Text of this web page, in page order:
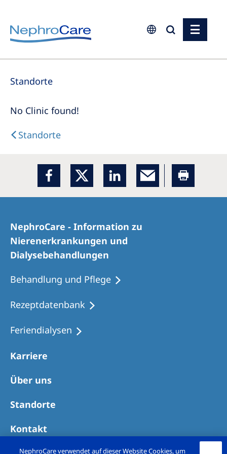
Europe
Czech Republic
Israel
Netherlands
Poland
Romania
Russia
Serbia
Slovenia
Spain
Sweden
Asia Pacific
Standorte
No Clinic found!
Standorte
NephroCare - Information zu
Nierenerkrankungen und
Dialysebehandlungen
Behandlung und Pflege
Rezeptdatenbank
Feriendialysen
Karriere
Über uns
Standorte
Kontakt
NephroCare verwendet auf dieser Website Cookies, um